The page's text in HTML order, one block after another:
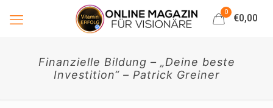
0
€0,00
Finanzielle Bildung – „Deine beste
Investition“ – Patrick Greiner